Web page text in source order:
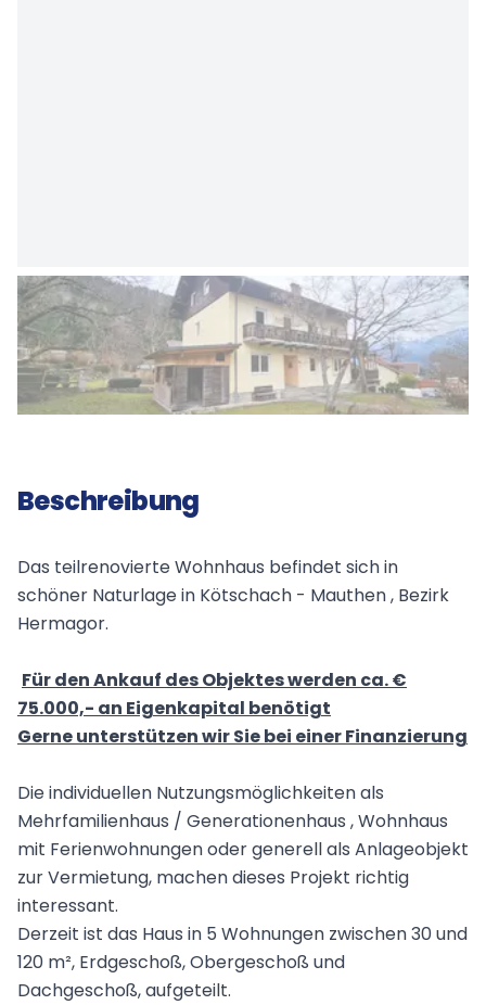
Beschreibung
Das teilrenovierte Wohnhaus befindet sich in
schöner Naturlage in Kötschach - Mauthen , Bezirk
Hermagor.
Für den Ankauf des Objektes werden ca. €
75.000,- an Eigenkapital benötigt
Gerne unterstützen wir Sie bei einer Finanzierung
Die individuellen Nutzungsmöglichkeiten als
Mehrfamilienhaus / Generationenhaus , Wohnhaus
mit Ferienwohnungen oder generell als Anlageobjekt
zur Vermietung, machen dieses Projekt richtig
interessant.
Derzeit ist das Haus in 5 Wohnungen zwischen 30 und
120 m², Erdgeschoß, Obergeschoß und
Dachgeschoß, aufgeteilt.